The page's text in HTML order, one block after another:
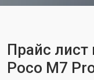
Прайс лист
Poco M7